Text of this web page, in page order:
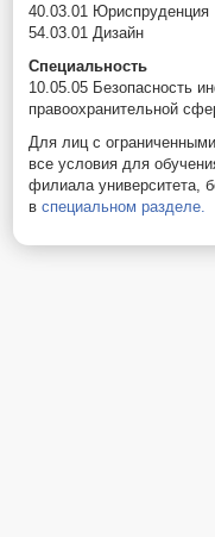
40.03.01 Юриспруденция
54.03.01 Дизайн
Специальность
10.05.05 Безопасность
правоохранительной
Для лиц с
все условия для
филиала университета,
вспециальном разделе.